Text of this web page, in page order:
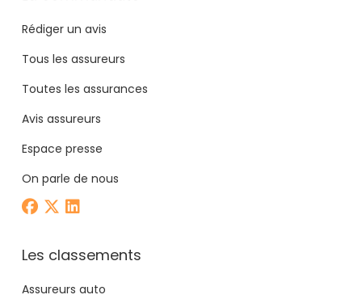
Rédiger un avis
Tous les assureurs
Toutes les assurances
Avis assureurs
Espace presse
On parle de nous
Les classements
Assureurs auto